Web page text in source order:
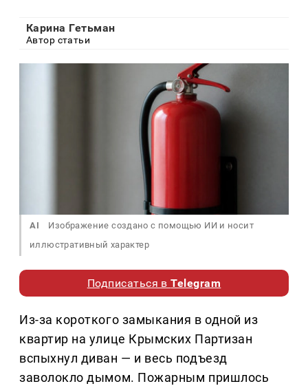
Карина Гетьман
Автор статьи
AI
Изображение создано с помощью ИИ и носит
иллюстративный характер
Подписаться вTelegram
Из-за короткого замыкания в одной из
квартир на улице Крымских Партизан
вспыхнул диван — и весь подъезд
заволокло дымом. Пожарным пришлось